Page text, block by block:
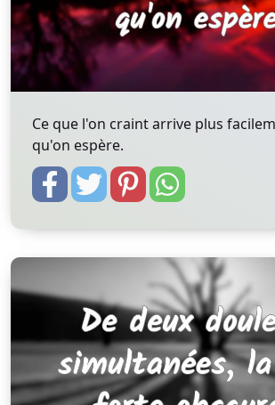
Ce que l'on craint arrive plus
qu'on espère.